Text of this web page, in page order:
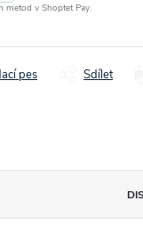
metod v Shoptet Pay.
pes Sdílet